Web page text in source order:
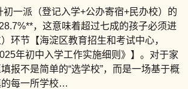
初一派（登记入学+公办寄宿+民办校）的
，这意味着超过七成的孩子必须进
环节【海淀区教育招生和考试中心，
年初中入学工作实施细则》】。对于家
报不是简单的“选学校”，而是一场基于概
每一所学校…